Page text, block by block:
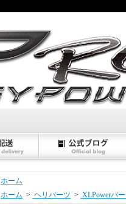
ホーム
ホーム > ヘリパーツ > XLPowerパ